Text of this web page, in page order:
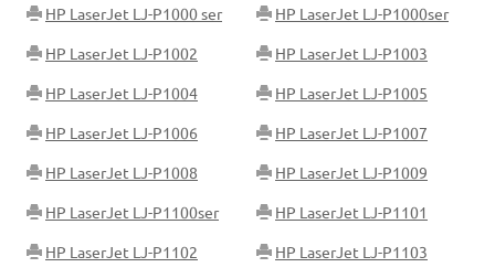
HP LaserJet LJ-P1000 ser HP LaserJet LJ-P1000ser
HP LaserJet LJ-P1002 HP LaserJet LJ-P1003
HP LaserJet LJ-P1004 HP LaserJet LJ-P1005
HP LaserJet LJ-P1006 HP LaserJet LJ-P1007
HP LaserJet LJ-P1008 HP LaserJet LJ-P1009
HP LaserJet LJ-P1100ser HP LaserJet LJ-P1101
HP LaserJet LJ-P1102 HP LaserJet LJ-P1103